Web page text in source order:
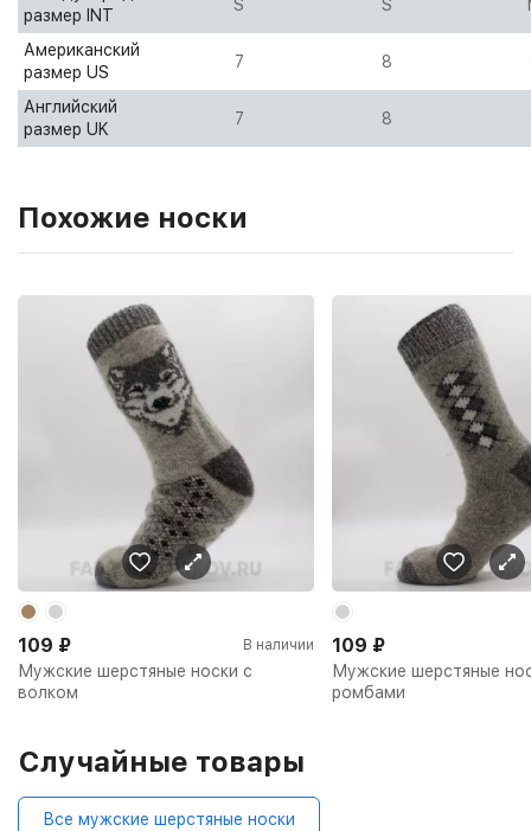
размер INT
S S
Американский
размер US
7 8
Английский
размер UK
7 8
Похожие носки
Мужские шерстяные носки с
волком
109 ₽ В наличии
Мужские шерстяные
ромбами
109 ₽
Случайные товары
Все мужские шерстяные носки